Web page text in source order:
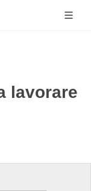
lavorare